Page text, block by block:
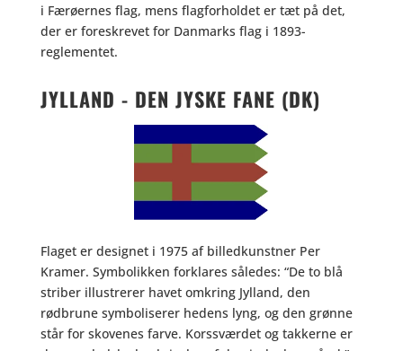
i Færøernes flag, mens flagforholdet er tæt på det,
der er foreskrevet for Danmarks flag i 1893-
reglementet.
JYLLAND - DEN JYSKE FANE (DK)
Flaget er designet i 1975 af billedkunstner Per
Kramer. Symbolikken forklares således: “De to blå
striber illustrerer havet omkring Jylland, den
rødbrune symboliserer hedens lyng, og den grønne
står for skovenes farve. Korssværdet og takkerne er